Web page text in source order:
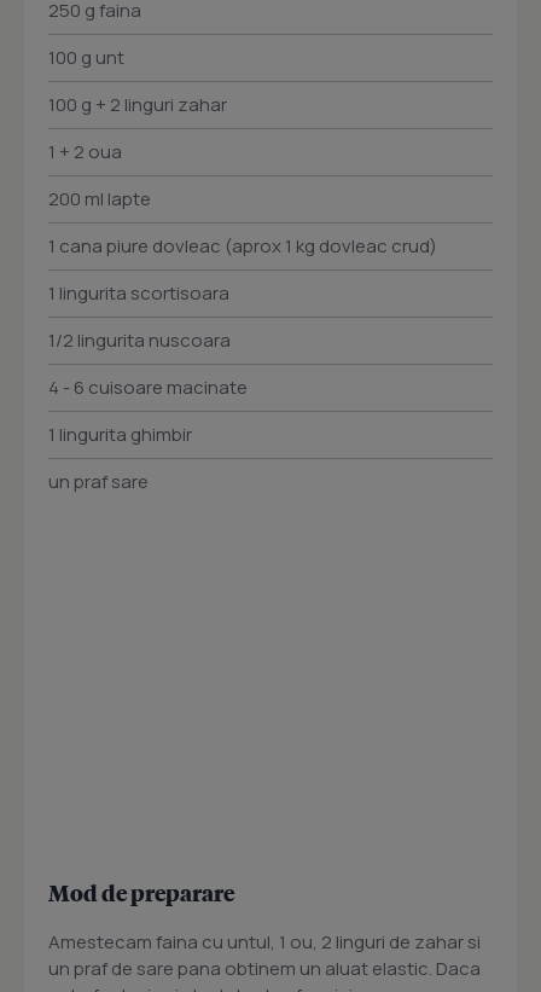
250 g faina
100 g unt
100 g + 2 linguri zahar
1 + 2 oua
200 ml lapte
1 cana piure dovleac (aprox 1 kg dovleac crud)
1 lingurita scortisoara
1/2 lingurita nuscoara
4 - 6 cuisoare macinate
1 lingurita ghimbir
un praf sare
Mod de preparare
Amestecam faina cu untul, 1 ou, 2 linguri de zahar si
un praf de sare pana obtinem un aluat elastic. Daca